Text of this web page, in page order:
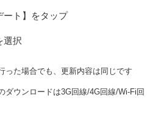
ート】をタップ
選択
った場合でも、更新内容は同じです
ダウンロードは3G回線/4G回線/Wi-Fi回